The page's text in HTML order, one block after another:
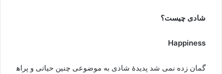
شادی چیست؟
Happiness
گمان زده نمی شد پدیدۀ شادی به موضوعی چنین حیاتی و پراه